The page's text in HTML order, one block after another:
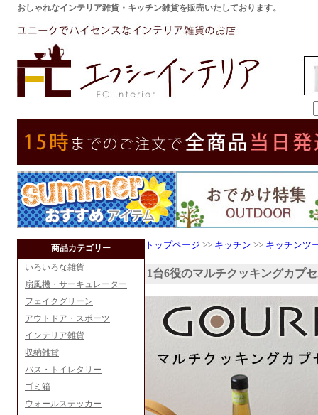
おしゃれなインテリア雑貨・キッチン雑貨を販売いたしております。
商品カテゴリー
いろいろな雑貨
扇風機・サーキュレーター
フェイクグリーン
アウトドア・スポーツ
インテリア雑貨
収納雑貨
バス・トイレタリー
ゴミ箱
ウォールステッカー
トップページ >> キッチン >> キッチンツ
1台6役のマルチクッキングカプ